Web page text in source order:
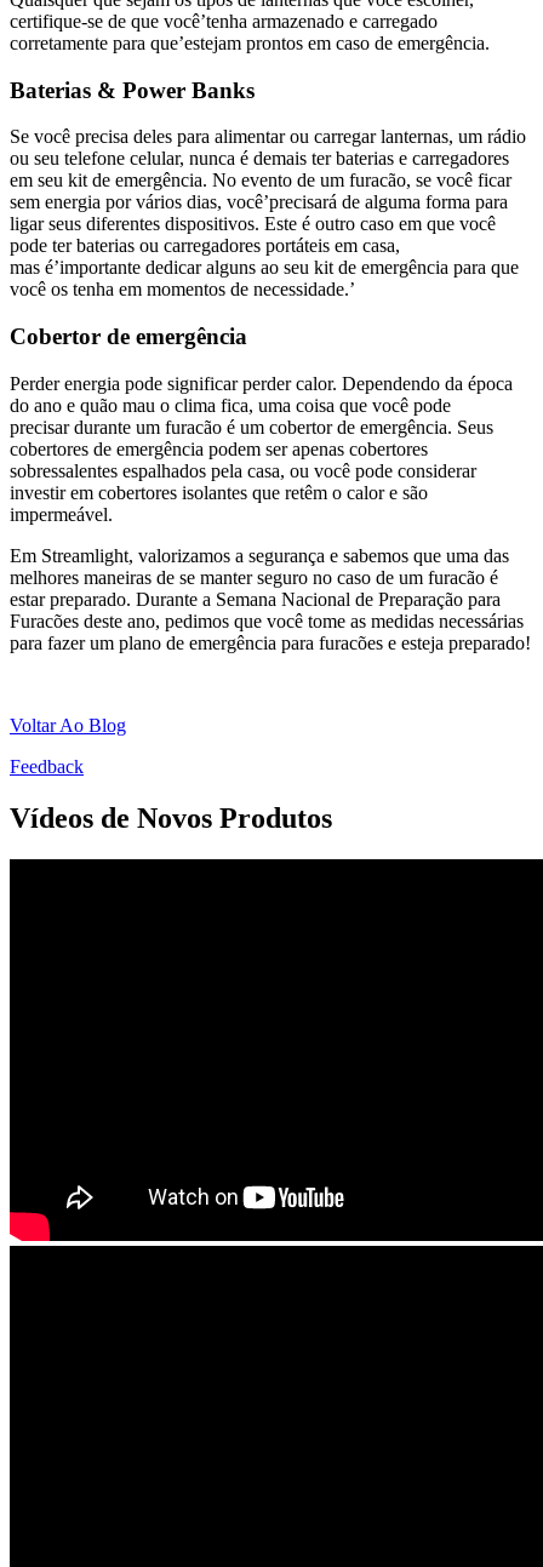
certifique-se de que você’tenha armazenado e carregado
corretamente para que’estejam prontos em caso de emergência.
Baterias & Power Banks
Se você precisa deles para alimentar ou carregar lanternas, um rádio
ou seu telefone celular, nunca é demais ter baterias e carregadores
em seu kit de emergência. No evento de um furacão, se você ficar
sem energia por vários dias, você’precisará de alguma forma para
ligar seus diferentes dispositivos. Este é outro caso em que você
pode ter baterias ou carregadores portáteis em casa,
mas é’importante dedicar alguns ao seu kit de emergência para que
você os tenha em momentos de necessidade.’
Cobertor de emergência
Perder energia pode significar perder calor. Dependendo da época
do ano e quão mau o clima fica, uma coisa que você pode
precisar durante um furacão é um cobertor de emergência. Seus
cobertores de emergência podem ser apenas cobertores
sobressalentes espalhados pela casa, ou você pode considerar
investir em cobertores isolantes que retêm o calor e são
impermeável.
Em Streamlight, valorizamos a segurança e sabemos que uma das
melhores maneiras de se manter seguro no caso de um furacão é
estar preparado. Durante a Semana Nacional de Preparação para
Furacões deste ano, pedimos que você tome as medidas necessárias
para fazer um plano de emergência para furacões e esteja preparado!
Voltar Ao Blog
Feedback
Vídeos de Novos Produtos